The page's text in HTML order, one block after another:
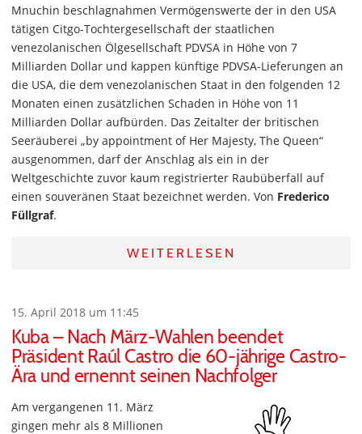
Mnuchin beschlagnahmen Vermögenswerte der in den USA
tätigen Citgo-Tochtergesellschaft der staatlichen
venezolanischen Ölgesellschaft PDVSA in Höhe von 7
Milliarden Dollar und kappen künftige PDVSA-Lieferungen an
die USA, die dem venezolanischen Staat in den folgenden 12
Monaten einen zusätzlichen Schaden in Höhe von 11
Milliarden Dollar aufbürden. Das Zeitalter der britischen
Seeräuberei „by appointment of Her Majesty, The Queen“
ausgenommen, darf der Anschlag als ein in der
Weltgeschichte zuvor kaum registrierter Raubüberfall auf
einen souveränen Staat bezeichnet werden. Von Frederico
Füllgraf.
WEITERLESEN
15. April 2018 um 11:45
Kuba – Nach März-Wahlen beendet
Präsident Raúl Castro die 60-jährige Castro-
Ära und ernennt seinen Nachfolger
Am vergangenen 11. März
gingen mehr als 8 Millionen